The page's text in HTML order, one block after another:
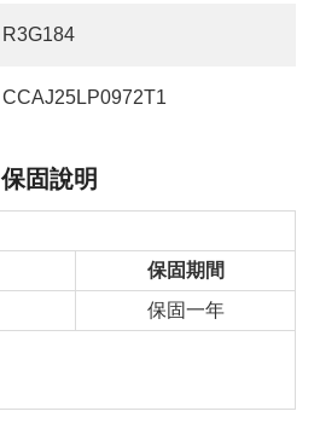
R3G184
CCAJ25LP0972T1
保固說明
保固期間
保固一年